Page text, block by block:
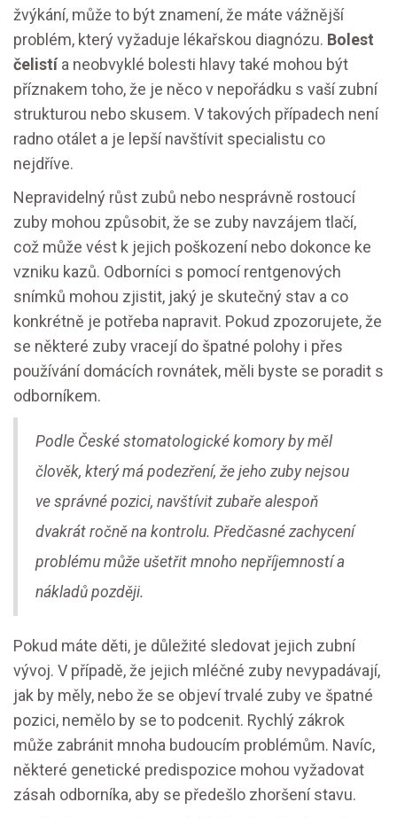
žvýkání, může to být znamení, že máte vážnější
problém, který vyžaduje lékařskou diagnózu. Bolest
čelistía neobvyklé bolesti hlavy také mohou být
příznakem toho, že je něco v nepořádku s vaší zubní
strukturou nebo skusem. V takových případech není
radno otálet a je lepší navštívit specialistu co
nejdříve.
Nepravidelný růst zubů nebo nesprávně rostoucí
zuby mohou způsobit, že se zuby navzájem tlačí,
což může vést k jejich poškození nebo dokonce ke
vzniku kazů. Odborníci s pomocí rentgenových
snímků mohou zjistit, jaký je skutečný stav a co
konkrétně je potřeba napravit. Pokud zpozorujete, že
se některé zuby vracejí do špatné polohy i přes
používání domácích rovnátek, měli byste se poradit s
odborníkem.
Podle České stomatologické komory by měl
člověk, který má podezření, že jeho zuby nejsou
ve správné pozici, navštívit zubaře alespoň
dvakrát ročně na kontrolu. Předčasné zachycení
problému může ušetřit mnoho nepříjemností a
nákladů později.
Pokud máte děti, je důležité sledovat jejich zubní
vývoj. V případě, že jejich mléčné zuby nevypadávají,
jak by měly, nebo že se objeví trvalé zuby ve špatné
pozici, nemělo by se to podcenit. Rychlý zákrok
může zabránit mnoha budoucím problémům. Navíc,
některé genetické predispozice mohou vyžadovat
zásah odborníka, aby se předešlo zhoršení stavu.